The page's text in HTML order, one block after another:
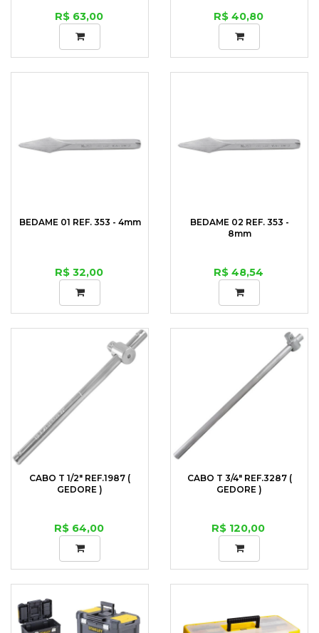
R$ 63,00 R$ 40,80
BEDAME 01 REF. 353 - 4mm
R$ 32,00
BEDAME 02 REF. 353 -
8mm
R$ 48,54
CABO T 1/2" REF.1987 (
GEDORE )
R$ 64,00
CABO T 3/4" REF.3287 (
GEDORE )
R$ 120,00